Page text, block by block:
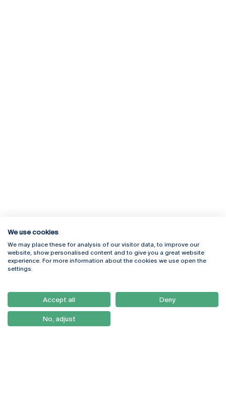
Rua Diogo Botelho 1327
4169-005 Porto
+351 226 196 240
Campus Online
Webmail
Como Chegar
Newsletter
We use cookies
We may place these for analysis of our visitor data, to improve our
website, show personalised content and to give you a great website
experience. For more information about the cookies we use open the
settings.
Accept all Deny
No, adjust